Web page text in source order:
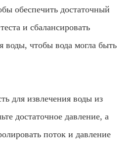
обеспечить достаточный
и сбалансировать
воды, чтобы вода могла быть
для извлечения воды из
достаточное давление, а
поток и давление